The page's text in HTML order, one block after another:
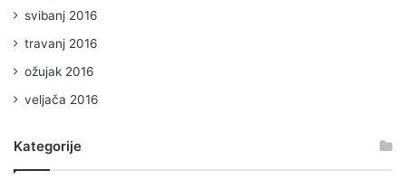
svibanj 2016
travanj 2016
ožujak 2016
veljača 2016
Kategorije